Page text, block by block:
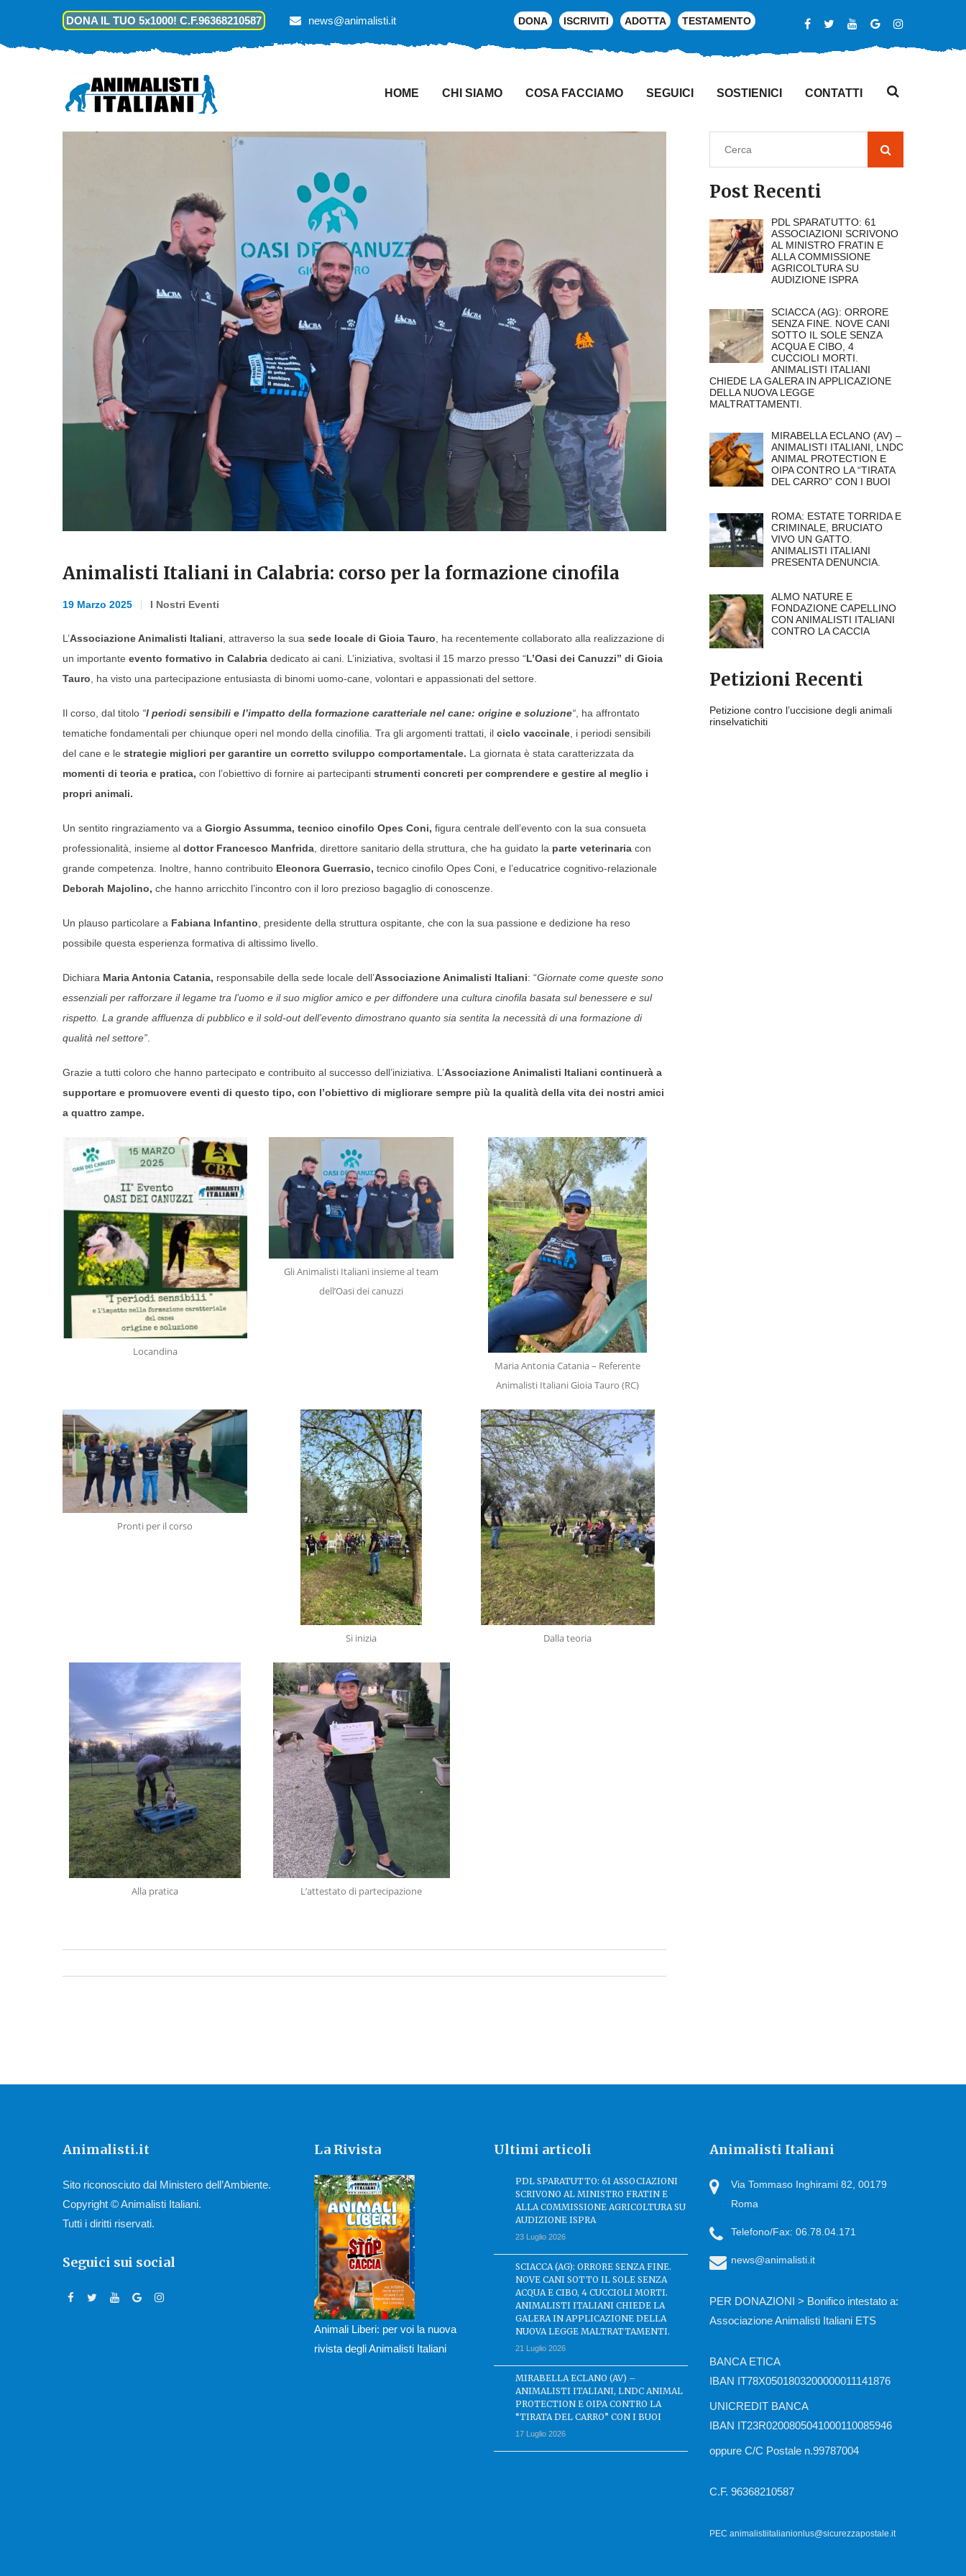
DONA IL TUO 5x1000! C.F.96368210587 news@animalisti.it DONA ISCRIVITI ADOTTA TESTAMENTO
HOME CHI SIAMO COSA FACCIAMO SEGUICI SOSTIENICI CONTATTI
Animalisti Italiani in Calabria: corso per la formazione cinofila
19 Marzo 2025 I Nostri Eventi
L’Associazione Animalisti Italiani , attraverso la sua sede locale di Gioia Tauro , ha recentemente collaborato alla realizzazione di
un importante evento formativo in Calabria dedicato ai cani. L’iniziativa, svoltasi il 15 marzo presso “L’Oasi dei Canuzzi” di Gioia
Tauro , ha visto una partecipazione entusiasta di binomi uomo-cane, volontari e appassionati del settore.
Il corso, dal titolo “I periodi sensibili e l’impatto della formazione caratteriale nel cane: origine e soluzione“ , ha affrontato
tematiche fondamentali per chiunque operi nel mondo della cinofilia. Tra gli argomenti trattati, il ciclo vaccinale , i periodi sensibili
del cane e le strategie migliori per garantire un corretto sviluppo comportamentale. La giornata è stata caratterizzata da
momenti di teoria e pratica, con l’obiettivo di fornire ai partecipanti strumenti concreti per comprendere e gestire al meglio i
propri animali.
Un sentito ringraziamento va a Giorgio Assumma, tecnico cinofilo Opes Coni, figura centrale dell’evento con la sua consueta
professionalità, insieme al dottor Francesco Manfrida , direttore sanitario della struttura, che ha guidato la parte veterinaria con
grande competenza. Inoltre, hanno contribuito Eleonora Guerrasio, tecnico cinofilo Opes Coni, e l’educatrice cognitivo-relazionale
Deborah Majolino, che hanno arricchito l’incontro con il loro prezioso bagaglio di conoscenze.
Un plauso particolare a Fabiana Infantino , presidente della struttura ospitante, che con la sua passione e dedizione ha reso
possibile questa esperienza formativa di altissimo livello.
Dichiara Maria Antonia Catania, responsabile della sede locale dell’Associazione Animalisti Italiani: “Giornate come queste sono
essenziali per rafforzare il legame tra l’uomo e il suo miglior amico e per diffondere una cultura cinofila basata sul benessere e sul
rispetto. La grande affluenza di pubblico e il sold-out dell’evento dimostrano quanto sia sentita la necessità di una formazione di
qualità nel settore”
Grazie a tutti coloro che hanno partecipato e contribuito al successo dell’iniziativa. L’Associazione Animalisti Italiani continuerà a
supportare e promuovere eventi di questo tipo, con l’obiettivo di migliorare sempre più la qualità della vita dei nostri amici
a quattro zampe.
Locandina
Gli Animalisti Italiani insieme al team
dell’Oasi dei canuzzi
Maria Antonia Catania – Referente
Animalisti Italiani Gioia Tauro (RC)
Pronti per il corso
Si inizia Dalla teoria
Alla pratica L’attestato di partecipazione
Post Recenti
PDL SPARATUTTO: 61
ASSOCIAZIONI SCRIVONO
AL MINISTRO FRATIN E
ALLA COMMISSIONE
AGRICOLTURA SU
AUDIZIONE ISPRA
SCIACCA (AG): ORRORE
SENZA FINE. NOVE CANI
SOTTO IL SOLE SENZA
ACQUA E CIBO, 4
CUCCIOLI MORTI.
ANIMALISTI ITALIANI
CHIEDE LA GALERA IN APPLICAZIONE
DELLA NUOVA LEGGE
MALTRATTAMENTI.
MIRABELLA ECLANO (AV) –
ANIMALISTI ITALIANI, LNDC
ANIMAL PROTECTION E
OIPA CONTRO LA “TIRATA
DEL CARRO” CON I BUOI
ROMA: ESTATE TORRIDA E
CRIMINALE, BRUCIATO
VIVO UN GATTO.
ANIMALISTI ITALIANI
PRESENTA DENUNCIA.
ALMO NATURE E
FONDAZIONE CAPELLINO
CON ANIMALISTI ITALIANI
CONTRO LA CACCIA
Petizioni Recenti
Petizione contro l’uccisione degli animali
rinselvatichiti
Animalisti.it
Sito riconosciuto dal Ministero dell’Ambiente.
Copyright © Animalisti Italiani.
Tutti i diritti riservati.
Seguici sui social
La Rivista
Animali Liberi: per voi la nuova
rivista degli Animalisti Italiani
Ultimi articoli
PDL SPARATUTTO: 61 ASSOCIAZIONI
SCRIVONO AL MINISTRO FRATIN E
ALLA COMMISSIONE AGRICOLTURA SU
AUDIZIONE ISPRA
23 Luglio 2026
SCIACCA (AG): ORRORE SENZA FINE.
NOVE CANI SOTTO IL SOLE SENZA
ACQUA E CIBO, 4 CUCCIOLI MORTI.
ANIMALISTI ITALIANI CHIEDE LA
GALERA IN APPLICAZIONE DELLA
NUOVA LEGGE MALTRATTAMENTI.
21 Luglio 2026
MIRABELLA ECLANO (AV) –
ANIMALISTI ITALIANI, LNDC ANIMAL
PROTECTION E OIPA CONTRO LA
“TIRATA DEL CARRO” CON I BUOI
17 Luglio 2026
Animalisti Italiani
Via Tommaso Inghirami 82, 00179
Roma
Telefono/Fax: 06.78.04.171
news@animalisti.it
PER DONAZIONI > Bonifico intestato a:
Associazione Animalisti Italiani ETS
BANCA ETICA
IBAN IT78X0501803200000011141876
UNICREDIT BANCA
IBAN IT23R0200805041000110085946
oppure C/C Postale n.99787004
C.F. 96368210587
PEC animalistiitalianionlus@sicurezzapostale.it